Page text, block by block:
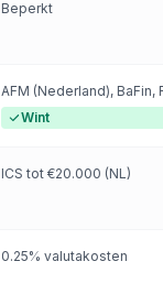
Beperkt
AFM (Nederland), BaFin,
Wint
ICS tot €20.000 (NL)
0.25% valutakosten